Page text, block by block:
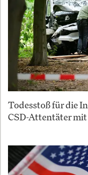
Todesstoß für die
CSD-Attentäter